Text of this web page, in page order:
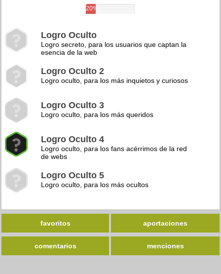
20%
Logro Oculto
Logro secreto, para los usuarios que captan la
esencia de la web
Logro Oculto 2
Logro oculto, para los más inquietos y curiosos
Logro Oculto 3
Logro oculto, para los más queridos
Logro Oculto 4
Logro oculto, para los fans acérrimos de la red
de webs
Logro Oculto 5
Logro oculto, para los más ocultos
favoritos aportaciones
comentarios menciones